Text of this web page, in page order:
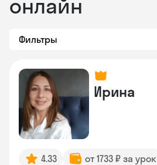
онлайн
Фильтры
Ирина
4.33 от 1733 ₽ за урок